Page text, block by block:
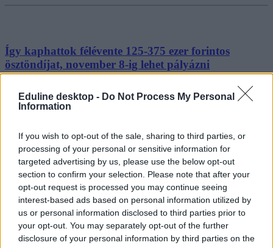
Eduline desktop - Do Not Process My Personal
Information
If you wish to opt-out of the sale, sharing to third parties, or
processing of your personal or sensitive information for
targeted advertising by us, please use the below opt-out
section to confirm your selection. Please note that after your
opt-out request is processed you may continue seeing
interest-based ads based on personal information utilized by
us or personal information disclosed to third parties prior to
your opt-out. You may separately opt-out of the further
disclosure of your personal information by third parties on the
Így kaphattok félévente 125-375 ezer forintos
ösztöndíjat, november 8-ig lehet pályázni
November 8-áig lehet pályázni a Klebelsberg-ösztöndíjra, amelyet
osztatlan tanárképzésen, tanító- és gyógypedagógiai képzésen
tanulók kaphatnak meg.
Eduline
Ezt a "szuperfegyvert" vetné be a kormány a
tanárhiány ellen: változtattak a Klebelsberg-
ösztöndíj szabályain